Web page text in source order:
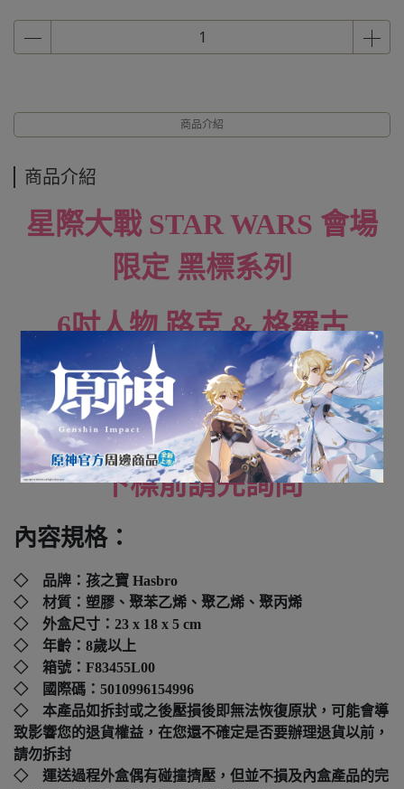
商品介紹
商品介紹
星際大戰 STAR WARS 會場
限定 黑標系列
6吋人物 路克 & 格羅古
Grogu 尤達寶寶
全新未拆封
下標前請先詢問
內容規格：
◇ 品牌：孩之寶 Hasbro
◇ 材質：塑膠、聚苯乙烯、聚乙烯、聚丙烯
◇ 外盒尺寸： 23 x 18 x 5 cm
◇ 年齡：8歲以上
◇ 箱號：F83455L00
◇ 國際碼： 5010996154996
◇ 本產品如拆封或之後壓損後即無法恢復原狀，可能會導
致影響您的退貨權益，在您還不確定是否要辦理退貨以前，
請勿拆封
◇ 運送過程外盒偶有碰撞擠壓，但並不損及內盒產品的完